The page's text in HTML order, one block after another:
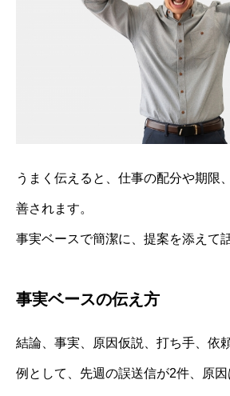
うまく伝えると、仕事の配分や期限
善されます。
事実ベースで簡潔に、提案を添えて
事実ベースの伝え方
結論、事実、原因仮説、打ち手、依
例として、先週の誤送信が2件、原